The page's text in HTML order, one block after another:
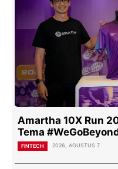
Amartha 10X Run
Tema
FINTECH 2026, AGUSTUS 7